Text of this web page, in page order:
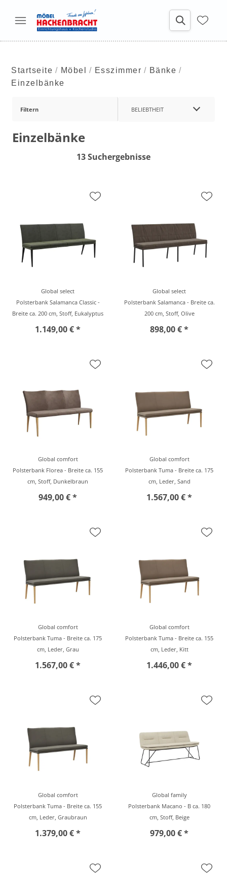
Startseite Möbel Esszimmer
Bänke
Einzelbänke
Filtern BELIEBTHEIT
Einzelbänke
13 Suchergebnisse
Global select
Polsterbank Salamanca Classic -
Breite ca. 200 cm, Stoff, Eukalyptus
1.149,00 € *
Global select
Polsterbank Salamanca - Breite ca.
200 cm, Stoff, Olive
898,00 € *
Global comfort
Polsterbank Florea - Breite ca. 155
cm, Stoff, Dunkelbraun
949,00 € *
Global comfort
Polsterbank Tuma - Breite ca. 175
cm, Leder, Sand
1.567,00 € *
Global comfort
Polsterbank Tuma - Breite ca. 175
cm, Leder, Grau
1.567,00 € *
Global comfort
Polsterbank Tuma - Breite ca. 155
cm, Leder, Kitt
1.446,00 € *
Global comfort
Polsterbank Tuma - Breite ca. 155
cm, Leder, Graubraun
1.379,00 € *
Global family
Polsterbank Macano - B ca. 180
cm, Stoff, Beige
979,00 € *